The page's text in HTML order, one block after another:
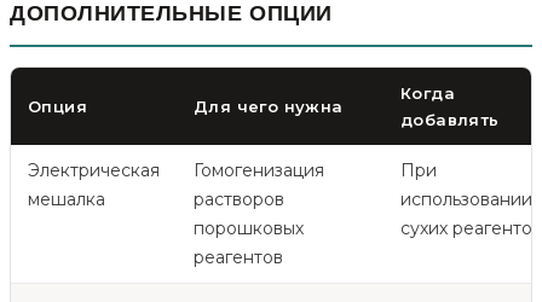
ДОПОЛНИТЕЛЬНЫЕ ОПЦИИ
Опция Для чего нужна
Когда
добавлять
Электрическая
мешалка
Гомогенизация
растворов
порошковых
реагентов
При
использовании
сухих реагентов